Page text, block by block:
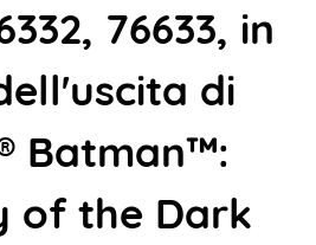
76633, in
di
Batman™:
of the Dark